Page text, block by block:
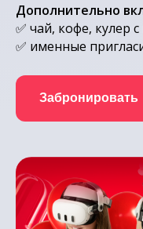
Дополнительно
✅ чай, кофе, кулер
✅ именные
Забронировать